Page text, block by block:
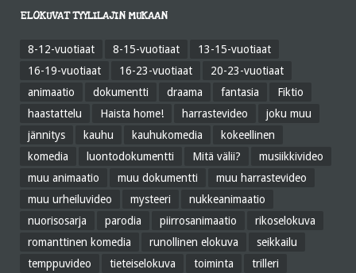
ELOKUVAT TYYLILAJIN MUKAAN
8-12-vuotiaat 8-15-vuotiaat
13-15-vuotiaat
16-19-vuotiaat
16-23-vuotiaat
20-23-vuotiaat
animaatio
dokumentti draama fantasia
Fiktio
haastattelu
Haista home! harrastevideo
joku muu
jännitys
kauhu kauhukomedia
kokeellinen
komedia
luontodokumentti Mitä välii?
musiikkivideo
muu animaatio
muu dokumentti
muu harrastevideo
muu urheiluvideo
mysteeri
nukkeanimaatio
nuorisosarja
parodia piirrosanimaatio
rikoselokuva
romanttinen komedia
runollinen elokuva
seikkailu
temppuvideo
tieteiselokuva toiminta
trilleri